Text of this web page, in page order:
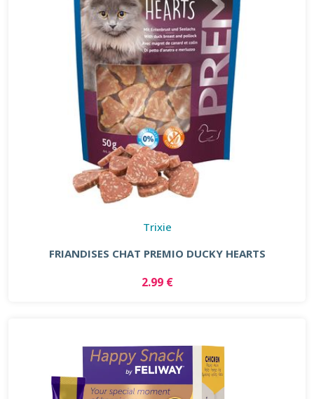
Trixie
FRIANDISES CHAT PREMIO DUCKY HEARTS
2.99 €